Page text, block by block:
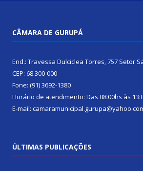
CÂMARA DE GURUPÁ
End.: Travessa Dulciclea Torres, 757 Setor
CEP: 68.300-000
Fone: (91) 3692-1380
Horário de atendimento: Das 08:00hs às
E-mail:
ÚLTIMAS PUBLICAÇÕES